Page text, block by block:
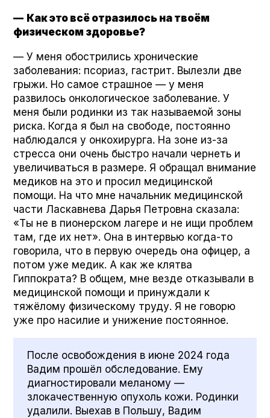
— Как это всё отразилось на твоём
физическом здоровье?
— У меня обострились хронические
заболевания: псориаз, гастрит. Вылезли две
грыжи. Но самое страшное — у меня
развилось онкологическое заболевание. У
меня были родинки из так называемой зоны
риска. Когда я был на свободе, постоянно
наблюдался у онкохирурга. На зоне из-за
стресса они очень быстро начали чернеть и
увеличиваться в размере. Я обращал внимание
медиков на это и просил медицинской
помощи. На что мне начальник медицинской
части Ласкавнева Дарья Петровна сказала:
«Ты не в пионерском лагере и не ищи проблем
там, где их нет». Она в интервью когда-то
говорила, что в первую очередь она офицер, а
потом уже медик. А как же клятва
Гиппократа? В общем, мне везде отказывали в
медицинской помощи и принуждали к
тяжёлому физическому труду. Я не говорю
уже про насилие и унижение постоянное.
После освобождения в июне 2024 года
Вадим прошёл обследование. Ему
диагностировали меланому —
злокачественную опухоль кожи. Родинки
удалили. Выехав в Польшу, Вадим